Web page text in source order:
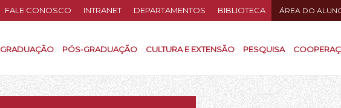
FALE CONOSCO INTRANET DEPARTAMENTOS BIBLIOTECA ÁREA DO
GRADUAÇÃO PÓS-GRADUAÇÃO CULTURA E EXTENSÃO PESQUISA